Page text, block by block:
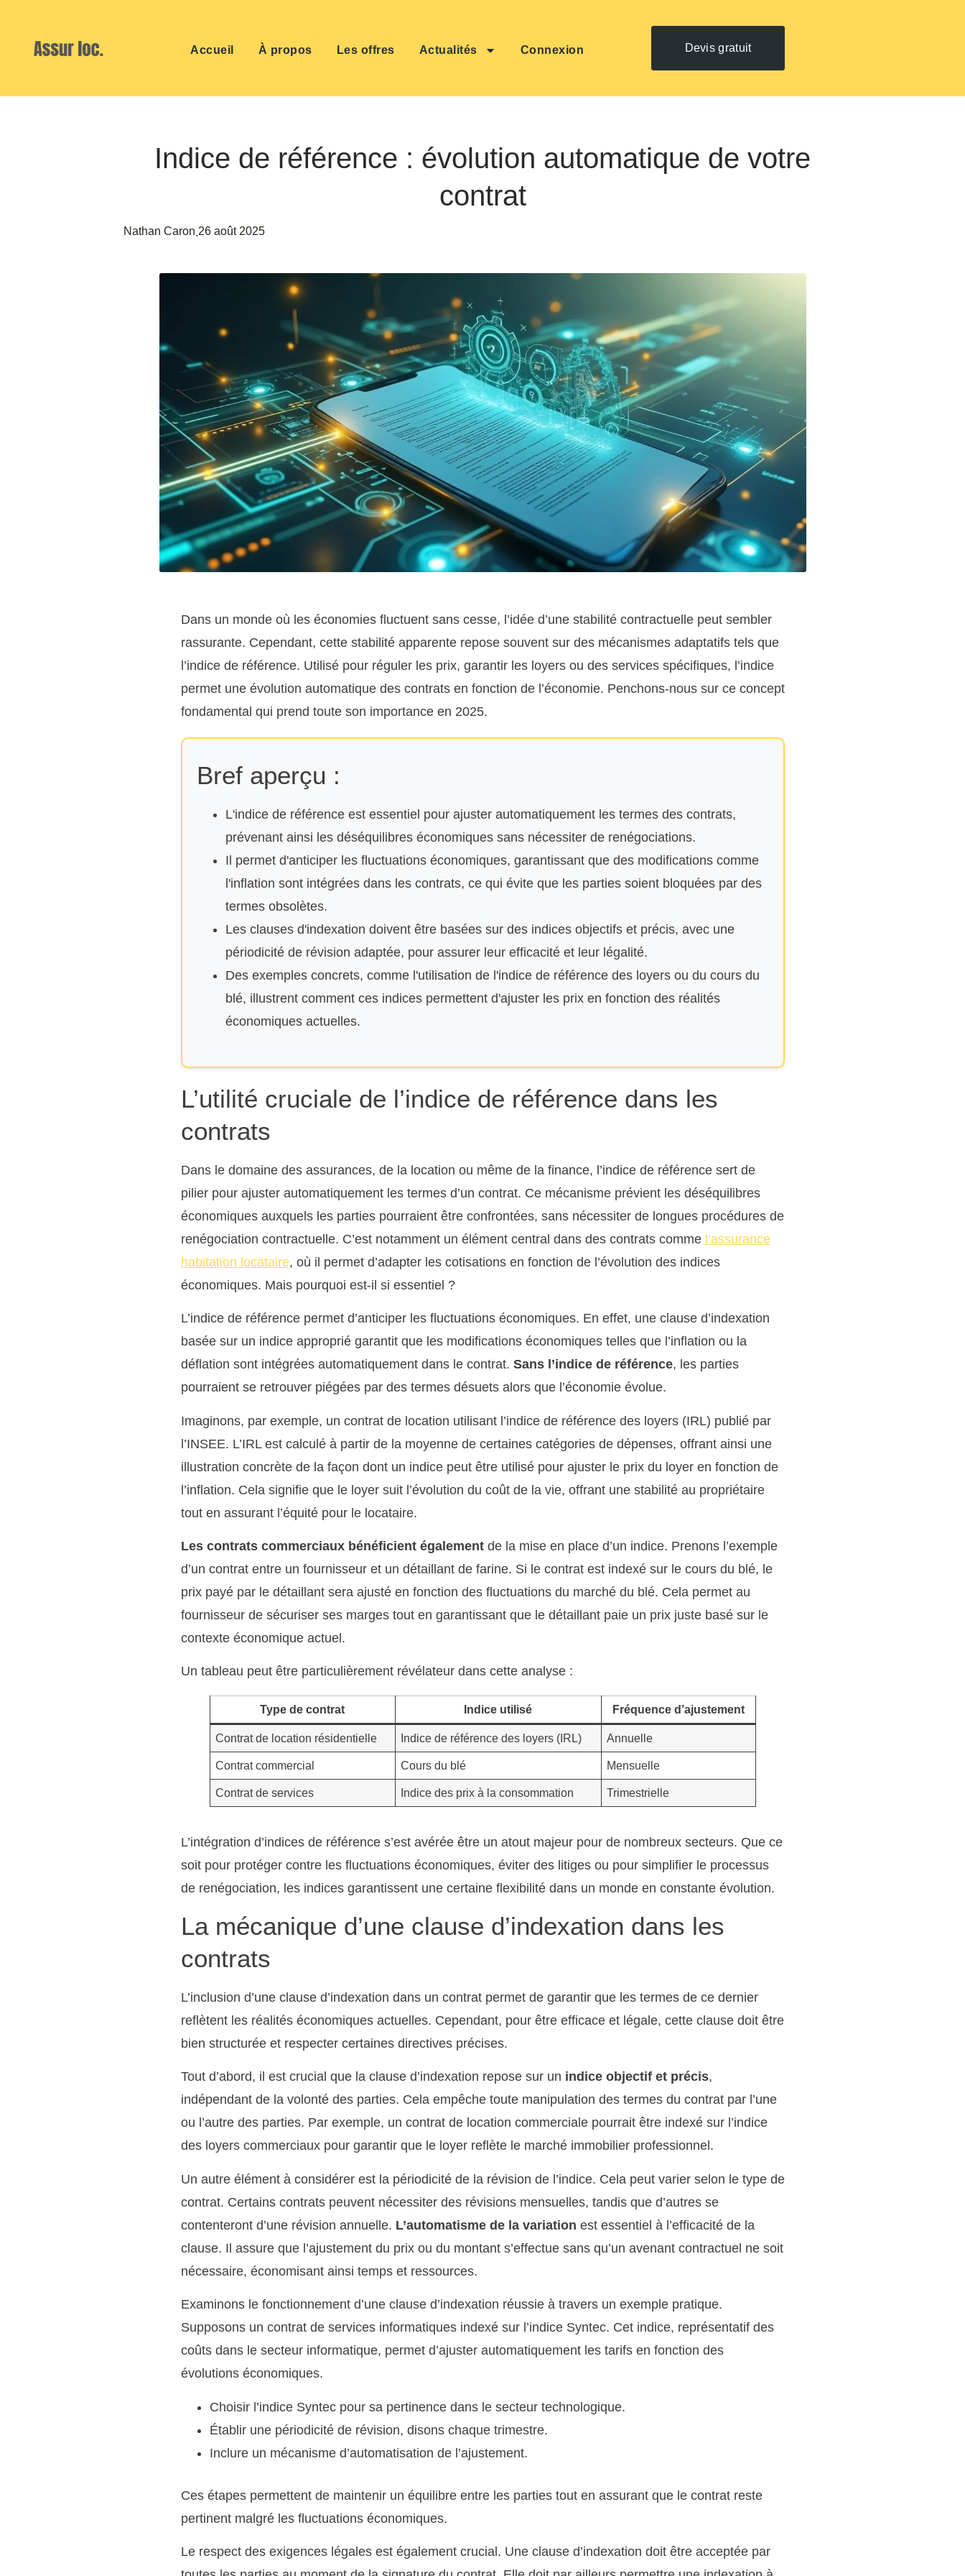
Accueil À propos Les offres Actualités Connexion Devis gratuit
Indice de référence : évolution automatique de votre
contrat
Nathan Caron.26 août 2025
Dans un monde où les économies fluctuent sans cesse, l’idée d’une stabilité contractuelle peut sembler
rassurante. Cependant, cette stabilité apparente repose souvent sur des mécanismes adaptatifs tels que
l’indice de référence. Utilisé pour réguler les prix, garantir les loyers ou des services spécifiques, l’indice
permet une évolution automatique des contrats en fonction de l’économie. Penchons-nous sur ce concept
fondamental qui prend toute son importance en 2025.
Bref aperçu :
L'indice de référence est essentiel pour ajuster automatiquement les termes des contrats,
prévenant ainsi les déséquilibres économiques sans nécessiter de renégociations.
Il permet d'anticiper les fluctuations économiques, garantissant que des modifications comme
l'inflation sont intégrées dans les contrats, ce qui évite que les parties soient bloquées par des
termes obsolètes.
Les clauses d'indexation doivent être basées sur des indices objectifs et précis, avec une
périodicité de révision adaptée, pour assurer leur efficacité et leur légalité.
Des exemples concrets, comme l'utilisation de l'indice de référence des loyers ou du cours du
blé, illustrent comment ces indices permettent d'ajuster les prix en fonction des réalités
économiques actuelles.
L’utilité cruciale de l’indice de référence dans les
contrats
Dans le domaine des assurances, de la location ou même de la finance, l’indice de référence sert de
pilier pour ajuster automatiquement les termes d’un contrat. Ce mécanisme prévient les déséquilibres
économiques auxquels les parties pourraient être confrontées, sans nécessiter de longues procédures de
renégociation contractuelle. C’est notamment un élément central dans des contrats comme l’assurance
habitation locataire, où il permet d’adapter les cotisations en fonction de l’évolution des indices
économiques. Mais pourquoi est-il si essentiel ?
L’indice de référence permet d’anticiper les fluctuations économiques. En effet, une clause d’indexation
basée sur un indice approprié garantit que les modifications économiques telles que l’inflation ou la
déflation sont intégrées automatiquement dans le contrat. Sans l’indice de référence, les parties
pourraient se retrouver piégées par des termes désuets alors que l’économie évolue.
Imaginons, par exemple, un contrat de location utilisant l’indice de référence des loyers (IRL) publié par
l’INSEE. L’IRL est calculé à partir de la moyenne de certaines catégories de dépenses, offrant ainsi une
illustration concrète de la façon dont un indice peut être utilisé pour ajuster le prix du loyer en fonction de
l’inflation. Cela signifie que le loyer suit l’évolution du coût de la vie, offrant une stabilité au propriétaire
tout en assurant l’équité pour le locataire.
Les contrats commerciaux bénéficient égalementde la mise en place d’un indice. Prenons l’exemple
d’un contrat entre un fournisseur et un détaillant de farine. Si le contrat est indexé sur le cours du blé, le
prix payé par le détaillant sera ajusté en fonction des fluctuations du marché du blé. Cela permet au
fournisseur de sécuriser ses marges tout en garantissant que le détaillant paie un prix juste basé sur le
contexte économique actuel.
Un tableau peut être particulièrement révélateur dans cette analyse :
Type de contrat Indice utilisé Fréquence d’ajustement
Contrat de location résidentielle Indice de référence des loyers (IRL) Annuelle
Contrat commercial Cours du blé Mensuelle
Contrat de services Indice des prix à la consommation Trimestrielle
L’intégration d’indices de référence s’est avérée être un atout majeur pour de nombreux secteurs. Que ce
soit pour protéger contre les fluctuations économiques, éviter des litiges ou pour simplifier le processus
de renégociation, les indices garantissent une certaine flexibilité dans un monde en constante évolution.
La mécanique d’une clause d’indexation dans les
contrats
L’inclusion d’une clause d’indexation dans un contrat permet de garantir que les termes de ce dernier
reflètent les réalités économiques actuelles. Cependant, pour être efficace et légale, cette clause doit être
bien structurée et respecter certaines directives précises.
Tout d’abord, il est crucial que la clause d’indexation repose sur un indice objectif et précis,
indépendant de la volonté des parties. Cela empêche toute manipulation des termes du contrat par l’une
ou l’autre des parties. Par exemple, un contrat de location commerciale pourrait être indexé sur l’indice
des loyers commerciaux pour garantir que le loyer reflète le marché immobilier professionnel.
Un autre élément à considérer est la périodicité de la révision de l’indice. Cela peut varier selon le type de
contrat. Certains contrats peuvent nécessiter des révisions mensuelles, tandis que d’autres se
contenteront d’une révision annuelle. L’automatisme de la variation est essentiel à l’efficacité de la
clause. Il assure que l’ajustement du prix ou du montant s’effectue sans qu’un avenant contractuel ne soit
nécessaire, économisant ainsi temps et ressources.
Examinons le fonctionnement d’une clause d’indexation réussie à travers un exemple pratique.
Supposons un contrat de services informatiques indexé sur l’indice Syntec. Cet indice, représentatif des
coûts dans le secteur informatique, permet d’ajuster automatiquement les tarifs en fonction des
évolutions économiques.
Choisir l’indice Syntec pour sa pertinence dans le secteur technologique.
Établir une périodicité de révision, disons chaque trimestre.
Inclure un mécanisme d’automatisation de l’ajustement.
Ces étapes permettent de maintenir un équilibre entre les parties tout en assurant que le contrat reste
pertinent malgré les fluctuations économiques.
Le respect des exigences légales est également crucial. Une clause d’indexation doit être acceptée par